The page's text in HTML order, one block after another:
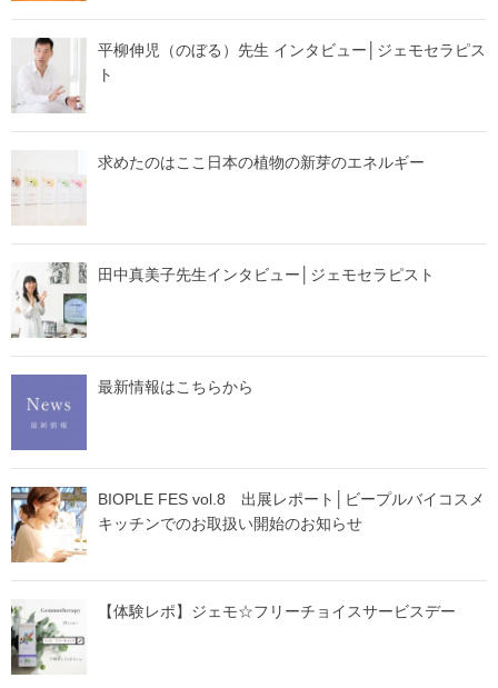
平柳伸児（のぼる）先生 インタビュー│ジェモセラピス
ト
求めたのはここ日本の植物の新芽のエネルギー
田中真美子先生インタビュー│ジェモセラピスト
最新情報はこちらから
BIOPLE FES vol.8 出展レポート│ビープルバイコスメ
キッチンでのお取扱い開始のお知らせ
【体験レポ】ジェモ☆フリーチョイスサービスデー